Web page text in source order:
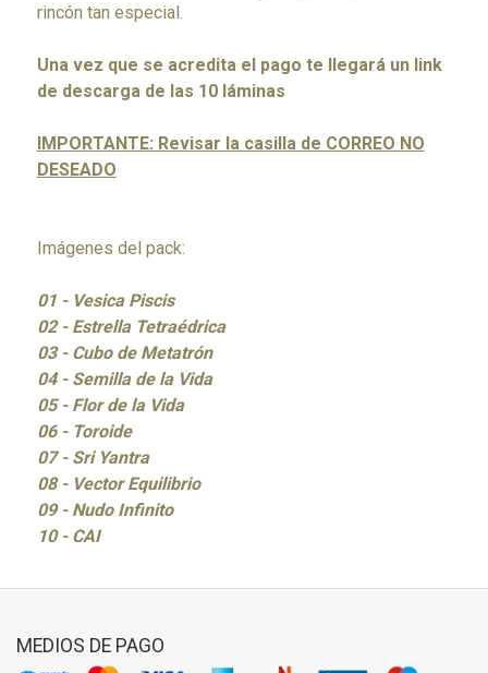
rincón tan especial.
Una vez que se acredita el pago te llegará un link
de descarga de las 10 láminas
IMPORTANTE: Revisar la casilla de CORREO NO
DESEADO
Imágenes del pack:
01 - Vesica Piscis
02 - Estrella Tetraédrica
03 - Cubo de Metatrón
04 - Semilla de la Vida
05 - Flor de la Vida
06 - Toroide
07 - Sri Yantra
08 - Vector Equilibrio
09 - Nudo Infinito
10 - CAI
MEDIOS DE PAGO